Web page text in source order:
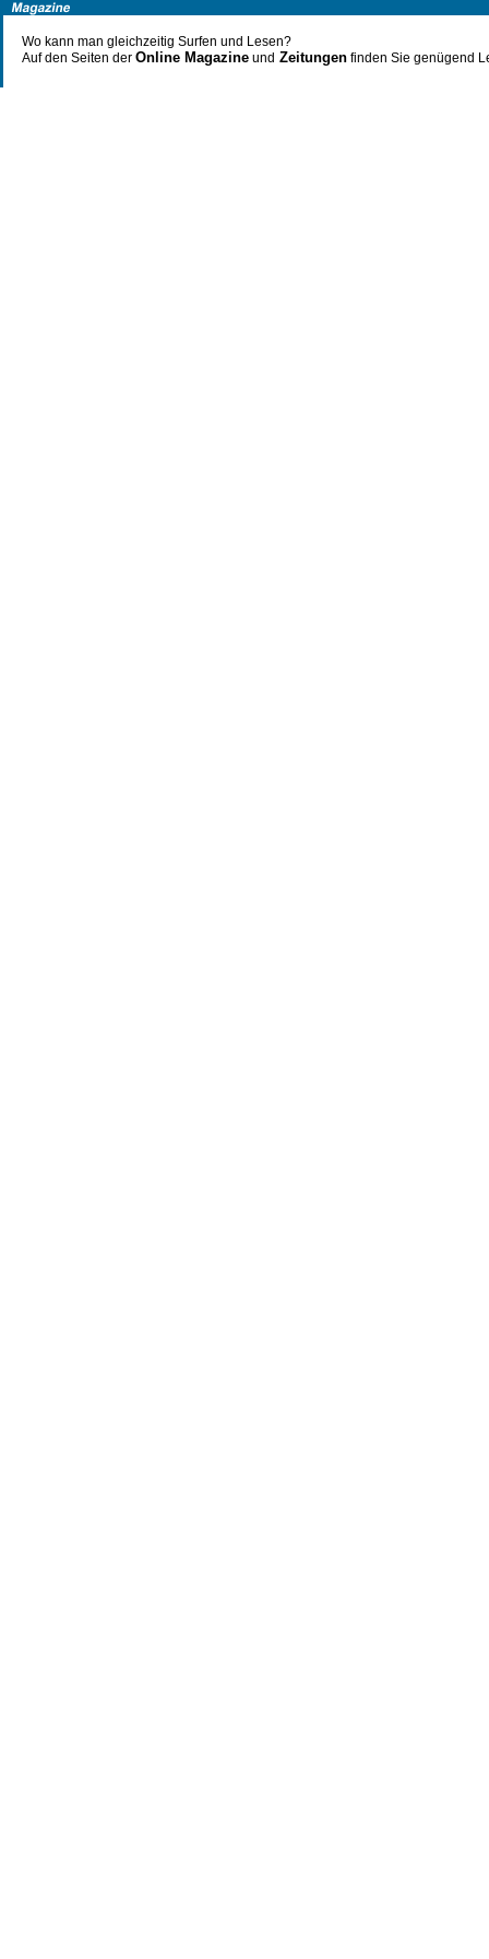
Wo kann man gleichzeitig Surfen und Lesen?
Auf den Seiten der Online Magazine und Zeitungen finden Sie genügend